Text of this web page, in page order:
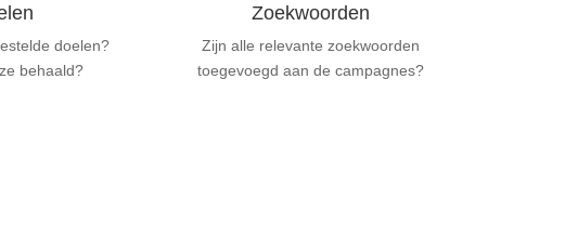
doelen?
behaald?
Zoekwoorden
Zijn alle relevante zoekwoorden
toegevoegd aan de campagnes?